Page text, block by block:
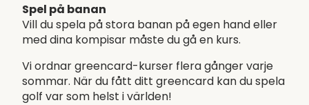
Spel på banan
Vill du spela på stora banan på egen hand eller
med dina kompisar måste du gå en kurs.
Vi ordnar greencard-kurser flera gånger varje
sommar. När du fått ditt greencard kan du spela
golf var som helst i världen!